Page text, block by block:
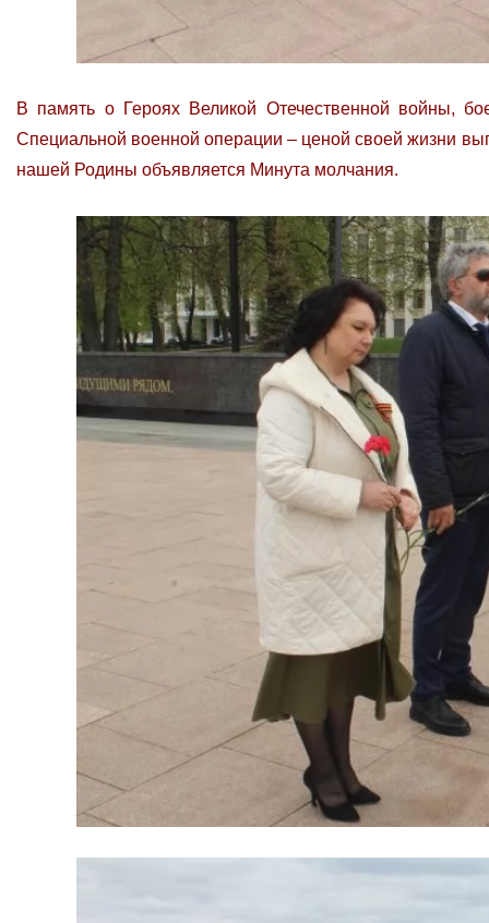
В память о Героях Великой Отечественной войны,
Специальной военной операции – ценой своей жизни
нашей Родины объявляется Минута молчания.